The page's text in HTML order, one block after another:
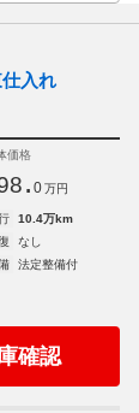
入れ
価格
. 0 万円
10.4万km
なし
法定整備付
確認